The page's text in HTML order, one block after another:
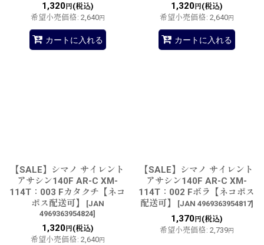
1,320円(税込)
希望小売価格: 2,640円
カートに入れる
1,320円(税込)
希望小売価格: 2,640円
カートに入れる
【SALE】シマノ サイレント
アサシン140F AR-C XM-
114T：003 Fカタクチ【ネコ
ポス配送可】
[JAN
4969363954824]
1,320円(税込)
希望小売価格: 2,640円
【SALE】シマノ サイレント
アサシン140F AR-C XM-
114T：002 Fボラ【ネコポス
配送可】
[JAN 4969363954817]
1,370円(税込)
希望小売価格: 2,739円